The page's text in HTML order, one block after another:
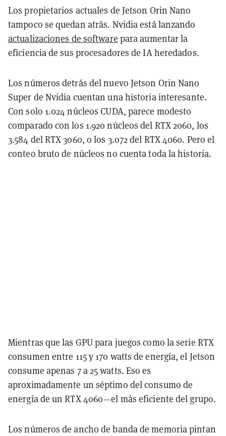
Los propietarios actuales de Jetson Orin Nano
tampoco se quedan atrás. Nvidia está lanzando
actualizaciones de software para aumentar la
eficiencia de sus procesadores de IA heredados.
Los números detrás del nuevo Jetson Orin Nano
Super de Nvidia cuentan una historia interesante.
Con solo 1.024 núcleos CUDA, parece modesto
comparado con los 1.920 núcleos del RTX 2060, los
3.584 del RTX 3060, o los 3.072 del RTX 4060. Pero el
conteo bruto de núcleos no cuenta toda la historia.
Mientras que las GPU para juegos como la serie RTX
consumen entre 115 y 170 watts de energía, el Jetson
consume apenas 7 a 25 watts. Eso es
aproximadamente un séptimo del consumo de
energía de un RTX 4060—el más eficiente del grupo.
Los números de ancho de banda de memoria pintan